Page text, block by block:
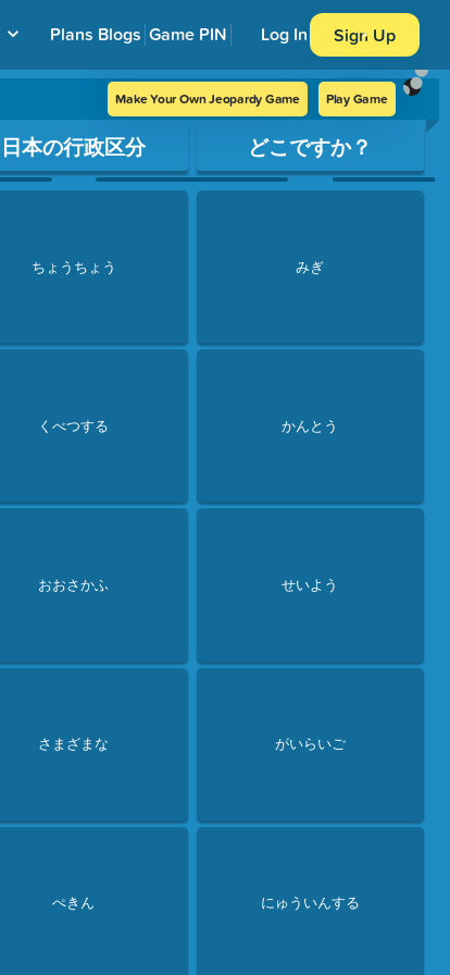
Plans Blogs Game PIN Log In Sign Up
Make Your Own Jeopardy Game Play Game
日本の行政区分
ちょうちょう
くべつする
おおさかふ
さまざまな
ぺきん
どこですか？
みぎ
かんとう
せいよう
がいらいご
にゅういんする